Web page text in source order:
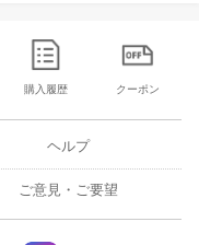
をめくりはじめれば、あた
にいるかのような臨場感と
まうだろう。 神田昌
修。
購入履歴 クーポン
ヘルプ
ご意見・ご要望